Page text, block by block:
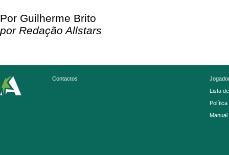
Por Guilherme Brito
por Redação Allstars
Contactos
Lista
Política